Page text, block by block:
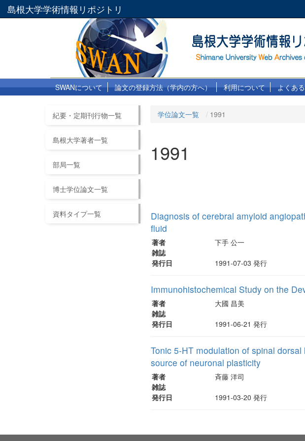
島根大学学術情報リポジトリ
SWANについて 論文の登録方法（学内の方へ） 利用について よくあ
紀要・定期刊行物一覧
島根大学著者一覧
部局一覧
博士学位論文一覧
資料タイプ一覧
学位論文一覧 1991
1991
Diagnosis of cerebral amyloid
fluid
著者
下手 公一
雑誌
発行日
1991-07-03 発行
Immunohistochemical Study on the
著者
大國 昌美
雑誌
発行日
1991-06-21 発行
Tonic 5-HT modulation of spinal
source of neuronal plasticity
著者
斉藤 洋司
雑誌
発行日
1991-03-20 発行